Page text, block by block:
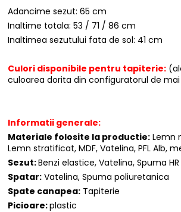
Adancime sezut: 65 cm
Inaltime totala: 53 / 71 / 86 cm
Inaltimea sezutului fata de sol: 41 cm
Culori disponibile pentru tapiterie:
culoarea dorita din configuratorul de mai
Informatii generale:
Materiale folosite la productie: Lemn
Lemn stratificat, MDF, Vatelina, PFL Alb,
Sezut:Benzi elastice, Vatelina, Spuma HR
Spatar: Vatelina, Spuma poliuretanica
Spate canapea: Tapiterie
Picioare:plastic